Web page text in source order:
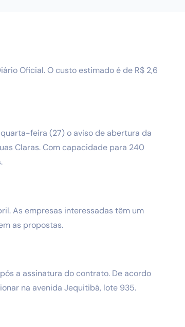
Oficial.O custo estimado é de R$ 2,6
feira (27) o aviso de abertura da
Claras. Com capacidade para 240
As empresas interessadas têm um
as propostas.
a assinatura do contrato. De acordo
na avenida Jequitibá, lote 935.